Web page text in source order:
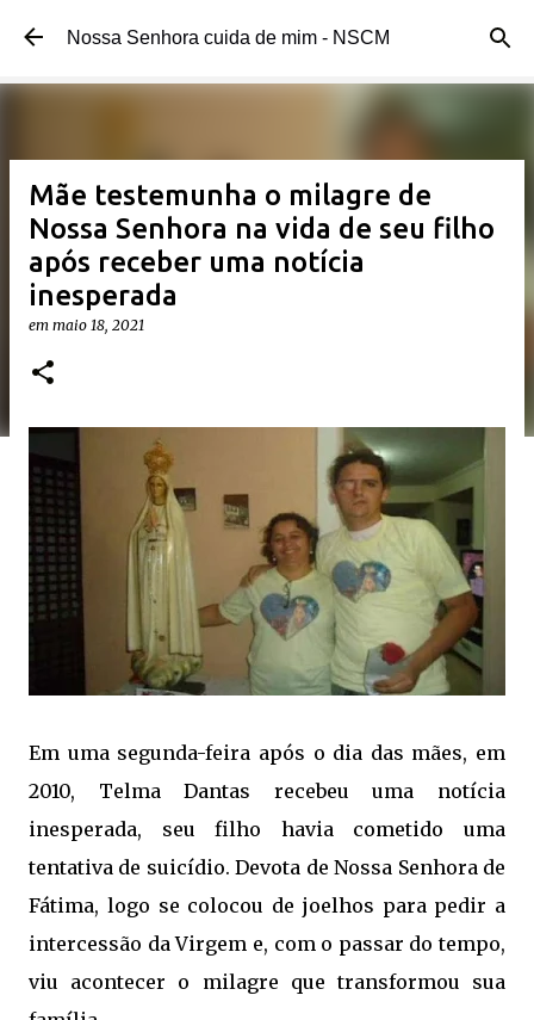
Pular para o conteúdo principal
Nossa Senhora cuida de mim - NSCM
Mãe testemunha o milagre de
Nossa Senhora na vida de seu filho
após receber uma notícia
inesperada
em maio 18, 2021
Em uma segunda-feira após o dia das mães, em
2010, Telma Dantas recebeu uma notícia
inesperada, seu filho havia cometido uma
tentativa de suicídio.Devota de Nossa Senhora de
Fátima, logo se colocou de joelhos para pedir a
intercessão da Virgem e, com o passar do tempo,
viu acontecer o milagre que transformou sua